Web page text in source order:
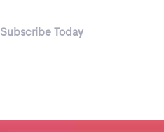
Subscribe Today